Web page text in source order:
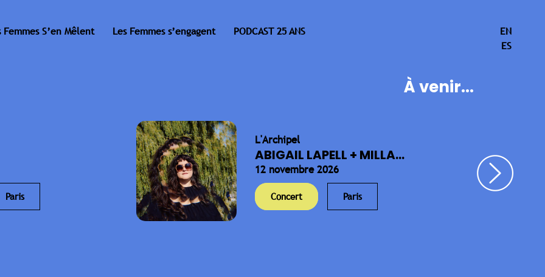
Femmes S’en Mêlent Les Femmes s’engagent PODCAST 25 ANS
EN
ES
À venir...
Paris
L'Archipel
ABIGAIL LAPELL + MILLA...
12 novembre 2026
Concert Paris